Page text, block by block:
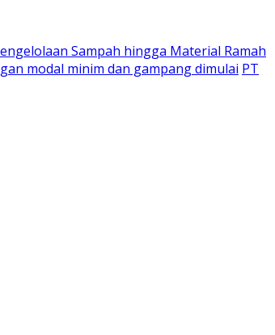
Sampah hingga Material Ramah
modal minim dan gampang dimulai PT